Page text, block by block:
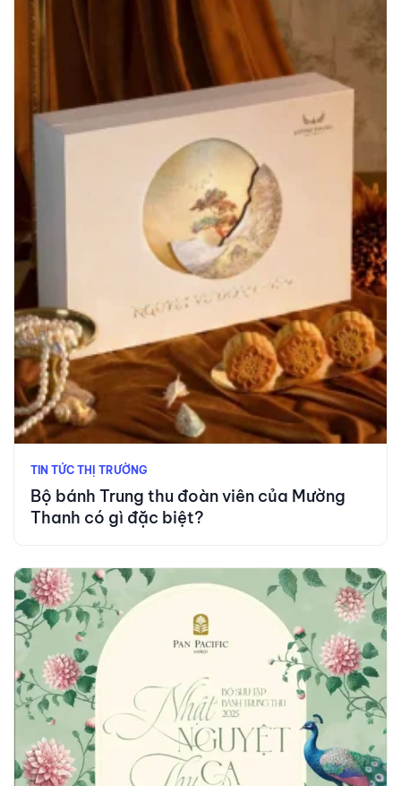
TIN TỨC THỊ TRƯỜNG
Bộ bánh Trung thu đoàn viên của Mường
Thanh có gì đặc biệt?